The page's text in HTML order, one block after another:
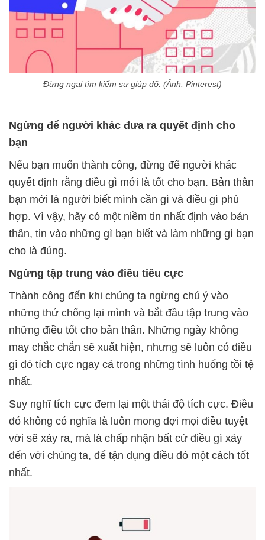
Đừng ngại tìm kiếm sự giúp đỡ. (Ảnh: Pinterest)
Ngừng để người khác đưa ra quyết định cho
bạn
Nếu bạn muốn thành công, đừng để người khác
quyết định rằng điều gì mới là tốt cho bạn. Bản thân
bạn mới là người biết mình cần gì và điều gì phù
hợp. Vì vậy, hãy có một niềm tin nhất định vào bản
thân, tin vào những gì bạn biết và làm những gì bạn
cho là đúng.
Ngừng tập trung vào điều tiêu cực
Thành công đến khi chúng ta ngừng chú ý vào
những thứ chống lại mình và bắt đầu tập trung vào
những điều tốt cho bản thân. Những ngày không
may chắc chắn sẽ xuất hiện, nhưng sẽ luôn có điều
gì đó tích cực ngay cả trong những tình huống tồi tệ
nhất.
Suy nghĩ tích cực đem lại một thái độ tích cực. Điều
đó không có nghĩa là luôn mong đợi mọi điều tuyệt
vời sẽ xảy ra, mà là chấp nhận bất cứ điều gì xảy
đến với chúng ta, để tận dụng điều đó một cách tốt
nhất.